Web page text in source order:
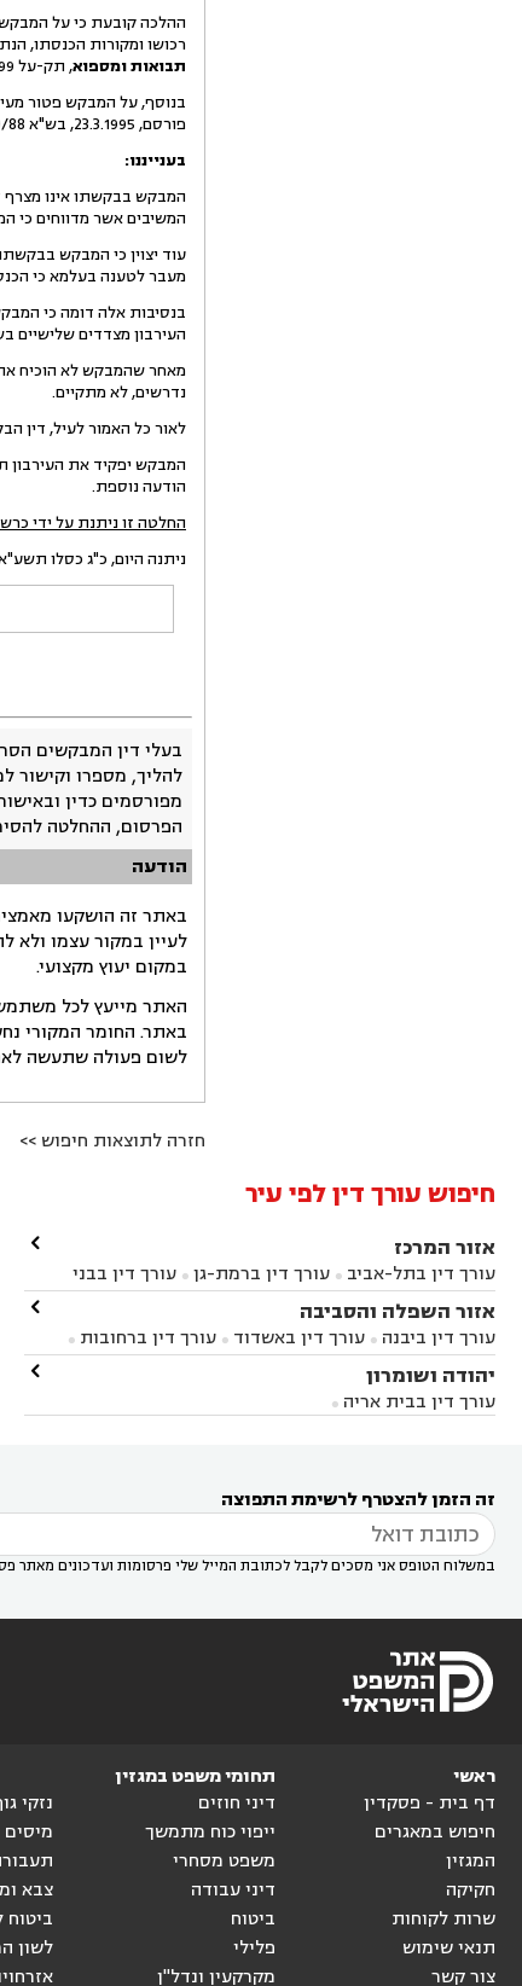
ההלכה קובעת כי על
רכושו ומקורות הכנסתו,
תבואות ומספוא, תק-על 99(3) 115).
בנוסף, על המבקש פטור
פורסם, 23.3.1995, בש"א 220/88
בענייננו:
המבקש בבקשתו אינו מצרף
המשיבים אשר מדווחים כי
עוד יצוין כי המבקש
מעבר לטענה בעלמא כי
בנסיבות אלה דומה כי
העירבון מצדדים שלישיים
מאחר שהמבקש לא הוכיח את
נדרשים, לא מתקיים.
לאור כל האמור לעיל, דין
הודעה נוספת.
החלטה זו ניתנת על ידי
ניתנה היום, כ"ג כסלו תשע"א, 30 נובמבר 2010, בהעדר
בעלי דין המבקשים
להליך, מספרו וקישור
מפורסמים כדין
הפרסום, ההחלטה
הודעה
באתר זה הושקעו
לעיין במקור עצמו ולא
במקום יעוץ מקצועי.
האתר מייעץ לכל משתמש
באתר. החומר המקורי
לשום פעולה שתעשה
חזרה לתוצאות חיפוש >>
חיפוש עורך דין לפי עיר
אזור המרכז
עורך דין בתל-אביב  עורך דין ברמת-גן 
עורך דין בבני
ברק עורך דין בפתח תקווה עורך דין בראשון לציון
עורך דין ברחובות עורך דין בנס ציונה
במודיעין
עורך דין בהרצליה עורך דין בחולון
עורך
דין בקרית אונו
אונו
עורך דין בבת ים
דין בשוהם 

אזור השפלה והסביבה
עורך דין ביבנה  עורך דין באשדוד  עורך דין ברחובות 
עורך דין בראשון לציון עורך דין במודיעין
עורך דין
בבאר יעקב
עורך דין בגדרה

יהודה ושומרון
עורך דין בבית אריה 

זה הזמן להצטרף לרשימת התפוצה
במשלוח הטופס אני מסכים לקבל לכתובת המייל שלי פרסומות ועדכונים מאתר
ראשי
דף בית - פסקדין
חיפוש במאגרים
המגזין
חקיקה
שרות לקוחות
תנאי שימוש
צור קשר
תחומי משפט במגזין
דיני חוזים
ייפוי כוח מתמשך
משפט מסחרי
דיני עבודה
ביטוח
פלילי
מקרקעין ונדל"ן
נזקי
מיסים
צבא
ביטוח
לשון